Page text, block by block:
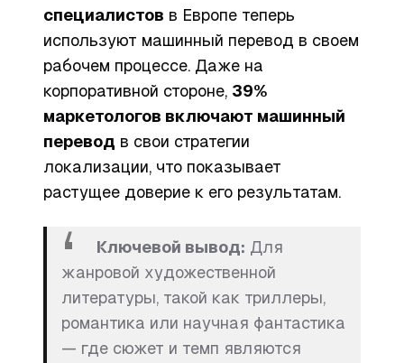
специалистов в Европе теперь
используют машинный перевод в своем
рабочем процессе. Даже на
корпоративной стороне, 39%
маркетологов включают машинный
перевод в свои стратегии
локализации, что показывает
растущее доверие к его результатам.
Ключевой вывод: Для
жанровой художественной
литературы, такой как триллеры,
романтика или научная фантастика
— где сюжет и темп являются